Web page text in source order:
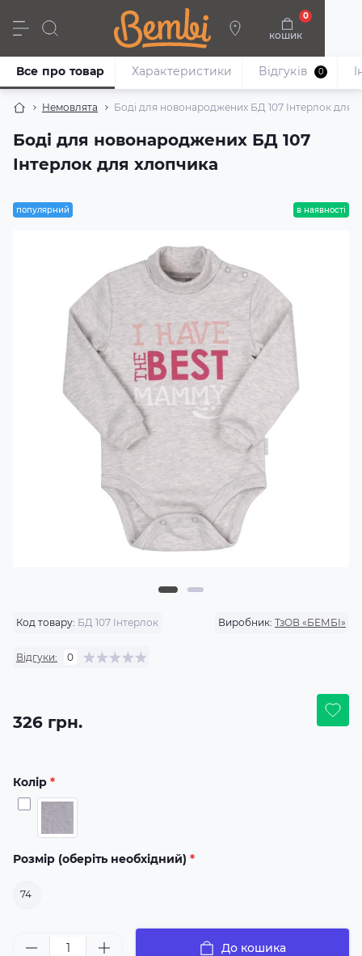
кошик
0
Дівчата Хлопці Немовлята Взуття
Немовлята Боді для новонароджених БД 107 Інтерлок для
Боді для новонароджених БД 107
Інтерлок для хлопчика
Все про товар Характеристики Відгуків 0
популярний в наявності
Код товару: БД 107 Інтерлок Виробник: ТзОВ «БЕМБІ»
Відгуки: 0
326 грн.
Колір *
Розмір (оберіть необхідний) *
74
До кошика